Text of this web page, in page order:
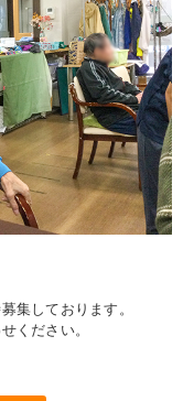
集しております。
ください。